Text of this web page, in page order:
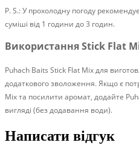
P. S.: У прохолодну погоду
суміші від 1 години до 3 годин.
Використання Stick Flat
Puhach Baits Stick Flat Mix для
додаткового зволоження. Якщо є
Mix та посилити аромат, додайте
вигляді (без додавання води).
Написати відгук